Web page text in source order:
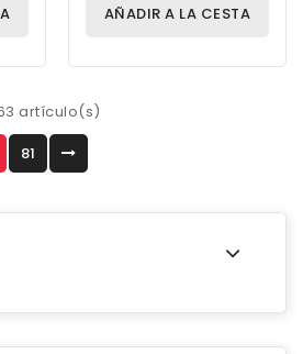
AÑADIR A LA CESTA
artículo(s)
81